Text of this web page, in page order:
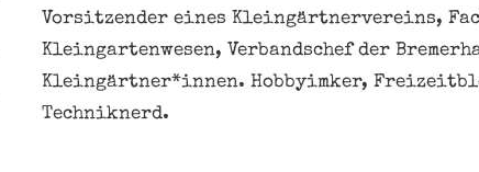
Vorsitzender eines Kleingärtnervereins,
Kleingartenwesen, Verbandschef der
Kleingärtner*innen. Hobbyimker,
Techniknerd.